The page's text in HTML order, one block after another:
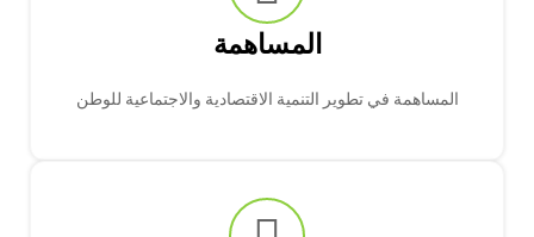
المساهمة
المساهمة في تطوير التنمية الاقتصادية والاجتماعية للوطن